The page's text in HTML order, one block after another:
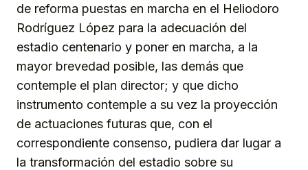
de reforma puestas en marcha en el Heliodoro
Rodríguez López para la adecuación del
estadio centenario y poner en marcha, a la
mayor brevedad posible, las demás que
contemple el plan director; y que dicho
instrumento contemple a su vez la proyección
de actuaciones futuras que, con el
correspondiente consenso, pudiera dar lugar a
la transformación del estadio sobre su